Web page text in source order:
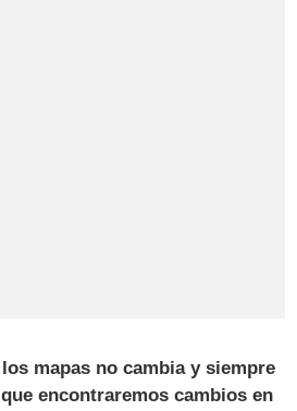
mapas no cambia y siempre
encontraremos cambios en